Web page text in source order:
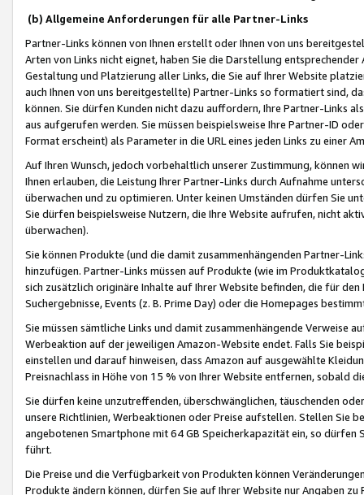
(b) Allgemeine Anforderungen für alle Partner-Links
Partner-Links können von Ihnen erstellt oder Ihnen von uns
Arten von Links nicht eignet, haben Sie die Darstellung
Gestaltung und Platzierung aller Links, die Sie auf Ihrer Website
auch Ihnen von uns bereitgestellte) Partner-Links so formatiert sind,
können. Sie dürfen Kunden nicht dazu auffordern, Ihre Partner-Links
aus aufgerufen werden. Sie müssen beispielsweise Ihre Partner-ID
Format erscheint) als Parameter in die URL eines jeden Links zu einer
Auf Ihren Wunsch, jedoch vorbehaltlich unserer Zustimmung, können
Ihnen erlauben, die Leistung Ihrer Partner-Links durch Aufnahme
überwachen und zu optimieren. Unter keinen Umständen dürfen Sie
Sie dürfen beispielsweise Nutzern, die Ihre Website aufrufen, nicht
überwachen).
Sie können Produkte (und die damit zusammenhängenden Partner-
hinzufügen. Partner-Links müssen auf Produkte (wie im
sich zusätzlich originäre Inhalte auf Ihrer Website befinden, die für
Suchergebnisse, Events (z. B. Prime Day) oder die Homepages
Sie müssen sämtliche Links und damit zusammenhängende
Werbeaktion auf der jeweiligen Amazon-Website endet. Falls Sie
einstellen und darauf hinweisen, dass Amazon auf ausgewählte
Preisnachlass in Höhe von 15 % von Ihrer Website entfernen, sobald
Sie dürfen keine unzutreffenden, überschwänglichen, täuschenden
unsere Richtlinien, Werbeaktionen oder Preise aufstellen. Stellen Sie
angebotenen Smartphone mit 64 GB Speicherkapazität ein, so dürfen
führt.
Die Preise und die Verfügbarkeit von Produkten können
Produkte ändern können, dürfen Sie auf Ihrer Website nur Angaben